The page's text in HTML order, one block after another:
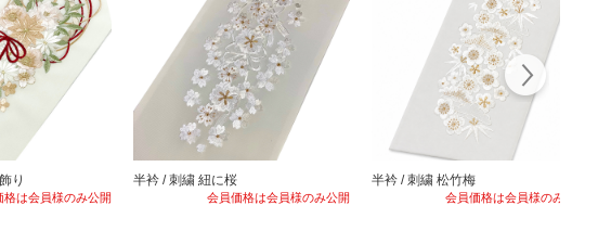
り
格は会員様のみ公開
半衿 / 刺繍 紐に桜
会員価格は会員様のみ公開
半衿 / 刺繍 松竹梅
会員価格は会員様のみ公開